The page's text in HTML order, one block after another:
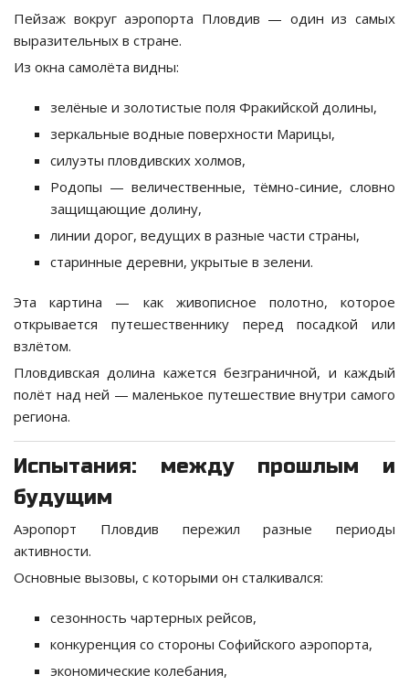
Пейзаж вокруг аэропорта Пловдив — один из самых
выразительных в стране.
Из окна самолёта видны:
зелёные и золотистые поля Фракийской долины,
зеркальные водные поверхности Марицы,
силуэты пловдивских холмов,
Родопы — величественные, тёмно-синие, словно
защищающие долину,
линии дорог, ведущих в разные части страны,
старинные деревни, укрытые в зелени.
Эта картина — как живописное полотно, которое
открывается путешественнику перед посадкой или
взлётом.
Пловдивская долина кажется безграничной, и каждый
полёт над ней — маленькое путешествие внутри самого
региона.
Испытания: между прошлым и
будущим
Аэропорт Пловдив пережил разные периоды
активности.
Основные вызовы, с которыми он сталкивался:
сезонность чартерных рейсов,
конкуренция со стороны Софийского аэропорта,
экономические колебания,